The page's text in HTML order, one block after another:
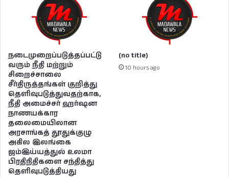
நடைமுறைப்படுத்தப்பட்டு
வரும் நீதி மற்றும்
சிறைச்சாலை
சீர்திருத்தங்கள் குறித்து
தெளிவுபடுத்துவதற்காக,
நீதி அமைச்சர் ஹர்ஷன
நாணயக்கார
தலைமையிலான
அரசாங்கத் தூதுக்குழு
அகில இலங்கை
ஜம்இய்யத்துல் உலமா
பிரதிநிதிகளை சந்தித்து
தெளிவுபடுத்தியது
(no title)
10 hours ago